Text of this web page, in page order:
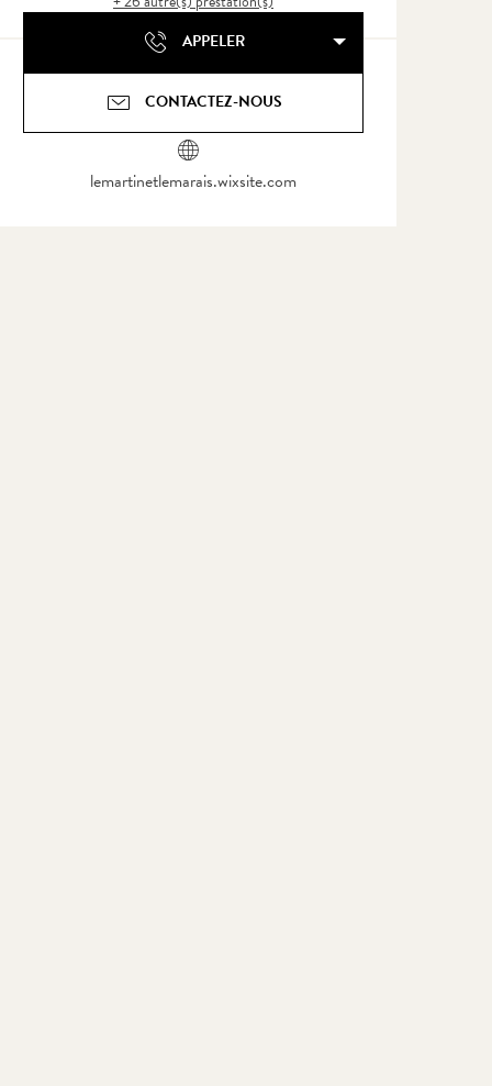
APPELER
CONTACTEZ-NOUS
lemartinetlemarais.wixsite.com